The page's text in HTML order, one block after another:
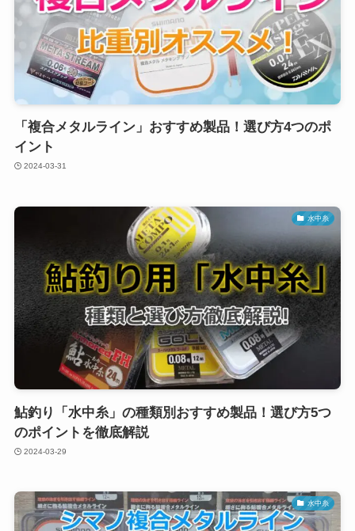
「複合メタルライン」おすすめ製品！選び方4つのポ
イント
2024-03-31
水中糸
鮎釣り「水中糸」の種類別おすすめ製品！選び方5つ
のポイントを徹底解説
2024-03-29
水中糸